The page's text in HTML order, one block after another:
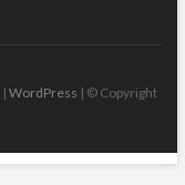
| WordPress | © Copyright